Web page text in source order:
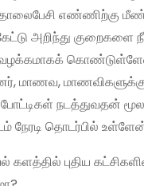
எண்ணிற்கு
அறிந்து குறைகளை
மாணவ,
நடத்துவதன்
நேரடி தொடர்பில்
களத்தில் புதிய